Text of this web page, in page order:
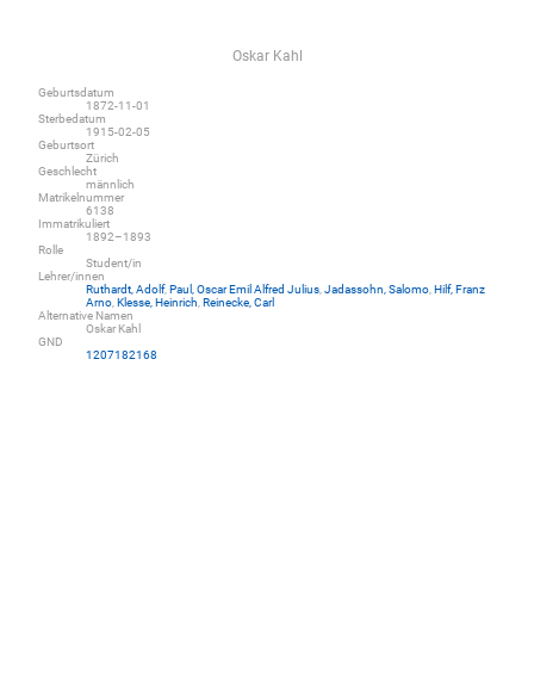
Oskar Kahl
Geburtsdatum
1872-11-01
Sterbedatum
1915-02-05
Geburtsort
Zürich
Geschlecht
männlich
Matrikelnummer
6138
Immatrikuliert
1892–1893
Rolle
Student/in
Lehrer/innen
Ruthardt, Adolf, Paul, Oscar Emil Alfred Julius Jadassohn, Salomo Hilf, Franz
Arno Klesse, Heinrich Reinecke, Carl
Alternative Namen
Oskar Kahl
GND
1207182168